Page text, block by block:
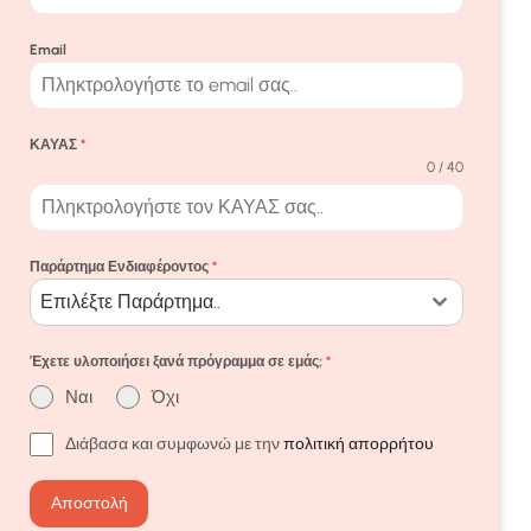
Email
ΚΑΥΑΣ*
0 / 40
Παράρτημα Ενδιαφέροντος*
Επιλέξτε Παράρτημα..
Έχετε υλοποιήσει ξανά πρόγραμμα σε εμάς;*
Ναι Όχι
Διάβασα και συμφωνώ με τηνπολιτική απορρήτου
Αποστολή